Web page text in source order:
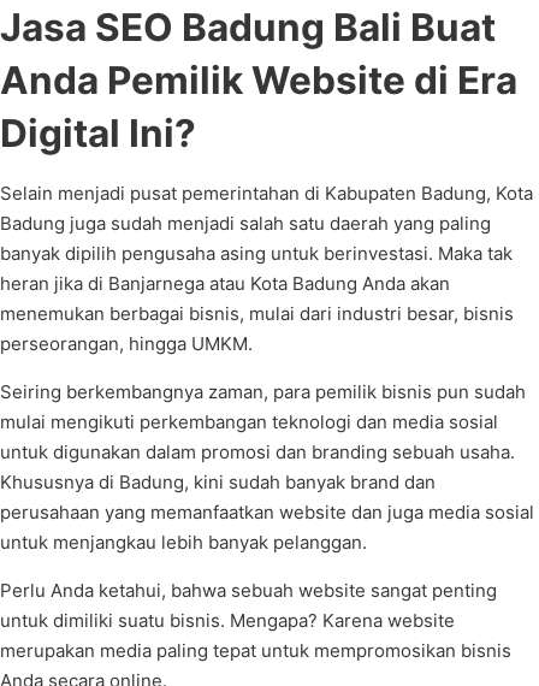
Jasa SEO Badung Bali Buat
Anda Pemilik Website di Era
Digital Ini?
Selain menjadi pusat pemerintahan di Kabupaten Badung, Kota
Badung juga sudah menjadi salah satu daerah yang paling
banyak dipilih pengusaha asing untuk berinvestasi. Maka tak
heran jika di Banjarnega atau Kota Badung Anda akan
menemukan berbagai bisnis, mulai dari industri besar, bisnis
perseorangan, hingga UMKM.
Seiring berkembangnya zaman, para pemilik bisnis pun sudah
mulai mengikuti perkembangan teknologi dan media sosial
untuk digunakan dalam promosi dan branding sebuah usaha.
Khususnya di Badung, kini sudah banyak brand dan
perusahaan yang memanfaatkan website dan juga media sosial
untuk menjangkau lebih banyak pelanggan.
Perlu Anda ketahui, bahwa sebuah website sangat penting
untuk dimiliki suatu bisnis. Mengapa? Karena website
merupakan media paling tepat untuk mempromosikan bisnis
Anda secara online.